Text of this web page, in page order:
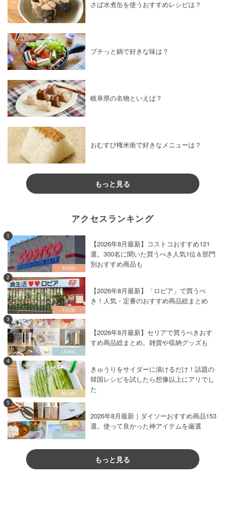
さば水煮缶を使うおすすめレシピは？
プチっと鍋で好きな味は？
岐阜県の名物といえば？
おむすび権米衛で好きなメニューは？
もっと見る
アクセスランキング
1
【2026年8月最新】コストコおすすめ121
選。300名に聞いた買うべき人気1位＆部門
別おすすめ商品も
2
【2026年8月最新】「ロピア」で買うべ
き！人気・定番のおすすめ商品総まとめ
3
【2026年8月最新】セリアで買うべきおす
すめ商品総まとめ。雑貨や収納グッズも
4
きゅうりをサイダーに漬けるだけ！話題の
韓国レシピを試したら想像以上にアリでし
た
5
2026年8月最新｜ダイソーおすすめ商品153
選。使って良かった神アイテムを厳選
もっと見る